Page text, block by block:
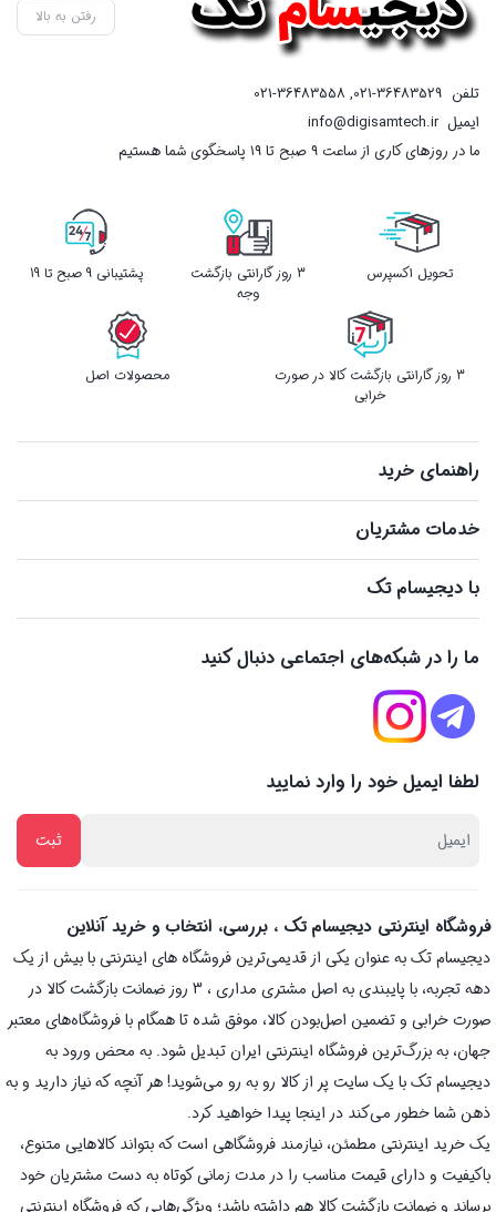
رفتن به بالا
تلفن 021-36483529
,
021-36483558
ایمیلinfo@digisamtech.ir
ما در روزهای کاری از ساعت ۹ صبح تا ۱۹ پاسخگوی شما هستیم
تحویل اکسپرس
3 روز گارانتی بازگشت
وجه
پشتیبانی 9 صبح تا 19
3 روز گارانتی بازگشت کالا در صورت
خرابی
محصولات اصل
راهنمای خرید
خدمات مشتریان
با دیجیسام تک
ما را در شبکه‌های اجتماعی دنبال کنید
لطفا ایمیل خود را وارد نمایید
فروشگاه اینترنتی دیجیسام تک ، بررسی، انتخاب و خرید آنلاین
دیجیسام تک به عنوان یکی از قدیمی‌ترین فروشگاه های اینترنتی با بیش از یک
دهه تجربه، با پایبندی به اصل مشتری مداری ، 3 روز ضمانت بازگشت کالا در
صورت خرابی و تضمین اصل‌بودن کالا، موفق شده تا همگام با فروشگاه‌های معتبر
جهان، به بزرگ‌ترین فروشگاه اینترنتی ایران تبدیل شود. به محض ورود به
دیجیسام تک با یک سایت پر از کالا رو به رو می‌شوید! هر آنچه که نیاز دارید و به
ذهن شما خطور می‌کند در اینجا پیدا خواهید کرد.
یک خرید اینترنتی مطمئن، نیازمند فروشگاهی است که بتواند کالاهایی متنوع،
باکیفیت و دارای قیمت مناسب را در مدت زمانی کوتاه به دست مشتریان خود
برساند و ضمانت بازگشت کالا هم داشته باشد؛ ویژگی‌هایی که فروشگاه اینترنتی